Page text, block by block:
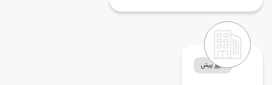
1 روز پیش